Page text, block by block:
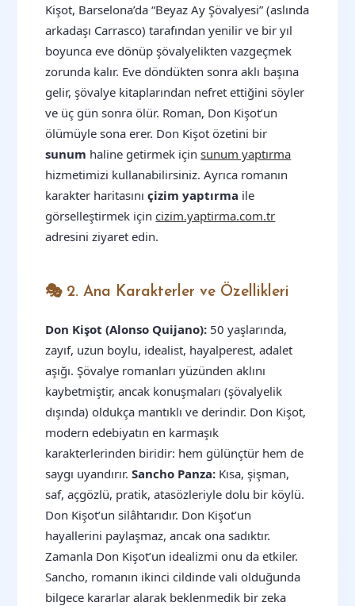
Kişot, Barselona’da “Beyaz Ay Şövalyesi” (aslında
arkadaşı Carrasco) tarafından yenilir ve bir yıl
boyunca eve dönüp şövalyelikten vazgeçmek
zorunda kalır. Eve döndükten sonra aklı başına
gelir, şövalye kitaplarından nefret ettiğini söyler
ve üç gün sonra ölür. Roman, Don Kişot’un
ölümüyle sona erer. Don Kişot özetini bir
sunum haline getirmek içinsunum yaptırma
hizmetimizi kullanabilirsiniz. Ayrıca romanın
karakter haritasınıçizim yaptırma ile
görselleştirmek içincizim.yaptirma.com.tr
adresini ziyaret edin.
🎭 2. Ana Karakterler ve Özellikleri
Don Kişot (Alonso Quijano): 50 yaşlarında,
zayıf, uzun boylu, idealist, hayalperest, adalet
aşığı. Şövalye romanları yüzünden aklını
kaybetmiştir, ancak konuşmaları (şövalyelik
dışında) oldukça mantıklı ve derindir. Don Kişot,
modern edebiyatın en karmaşık
karakterlerinden biridir: hem gülünçtür hem de
saygı uyandırır.Sancho Panza: Kısa, şişman,
saf, açgözlü, pratik, atasözleriyle dolu bir köylü.
Don Kişot’un silâhtarıdır. Don Kişot’un
hayallerini paylaşmaz, ancak ona sadıktır.
Zamanla Don Kişot’un idealizmi onu da etkiler.
Sancho, romanın ikinci cildinde vali olduğunda
bilgece kararlar alarak beklenmedik bir zeka